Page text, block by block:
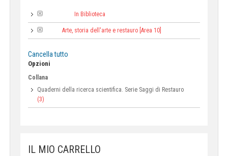
In Biblioteca
Arte, storia dell'arte e restauro [Area 10]
Cancella tutto
Opzioni
Collana
Quaderni della ricerca scientifica. Serie Saggi di Restauro
(3)
IL MIO CARRELLO